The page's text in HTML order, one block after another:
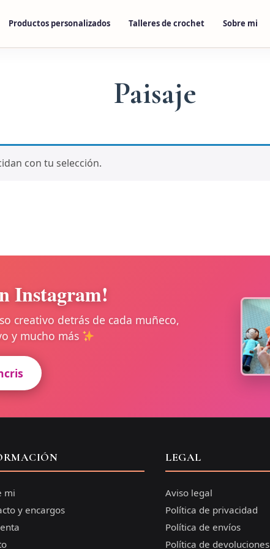
Productos personalizados Talleres de crochet Sobre mi
Paisaje
con tu selección.
Instagram!
creativo detrás de cada muñeco,
y mucho más
mi
y encargos
LEGAL
Aviso legal
Política de privacidad
Política de envíos
Política de devoluciones